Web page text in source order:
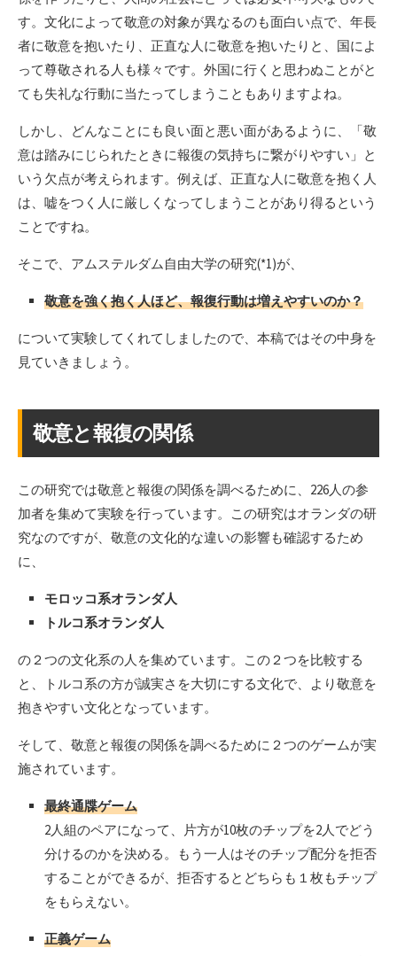
す。文化によって敬意の対象が異なるのも面白い点で、年長
者に敬意を抱いたり、正直な人に敬意を抱いたりと、国によ
って尊敬される人も様々です。外国に行くと思わぬことがと
ても失礼な行動に当たってしまうこともありますよね。
しかし、どんなことにも良い面と悪い面があるように、「敬
意は踏みにじられたときに報復の気持ちに繋がりやすい」と
いう欠点が考えられます。例えば、正直な人に敬意を抱く人
は、嘘をつく人に厳しくなってしまうことがあり得るという
ことですね。
そこで、アムステルダム自由大学の研究(*1)が、
敬意を強く抱く人ほど、報復行動は増えやすいのか？
について実験してくれてしましたので、本稿ではその中身を
見ていきましょう。
敬意と報復の関係
この研究では敬意と報復の関係を調べるために、226人の参
加者を集めて実験を行っています。この研究はオランダの研
究なのですが、敬意の文化的な違いの影響も確認するため
に、
モロッコ系オランダ人
トルコ系オランダ人
の２つの文化系の人を集めています。この２つを比較する
と、トルコ系の方が誠実さを大切にする文化で、より敬意を
抱きやすい文化となっています。
そして、敬意と報復の関係を調べるために２つのゲームが実
施されています。
最終通牒ゲーム
2人組のペアになって、片方が10枚のチップを2人でどう
分けるのかを決める。もう一人はそのチップ配分を拒否
することができるが、拒否するとどちらも１枚もチップ
をもらえない。
正義ゲーム